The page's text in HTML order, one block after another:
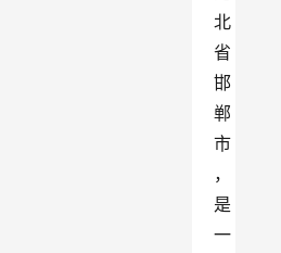
北
省
邯
郸
市
，
是
一